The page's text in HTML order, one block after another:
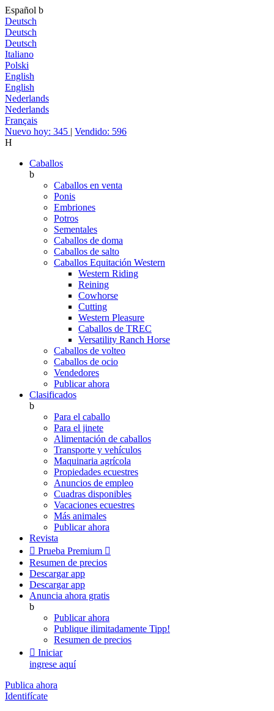
Español b
Deutsch
Deutsch
Deutsch
Italiano
Polski
English
English
Nederlands
Nederlands
Français
Nuevo hoy: 345 | Vendido: 596
H
Caballos
b
Caballos en venta
Ponis
Embriones
Potros
Sementales
Caballos de doma
Caballos de salto
Caballos Equitación Western
Western Riding
Reining
Cowhorse
Cutting
Western Pleasure
Caballos de TREC
Versatility Ranch Horse
Caballos de volteo
Caballos de ocio
Vendedores
Publicar ahora
Clasificados
b
Para el caballo
Para el jinete
Alimentación de caballos
Transporte y vehículos
Maquinaria agrícola
Propiedades ecuestres
Anuncios de empleo
Cuadras disponibles
Vacaciones ecuestres
Más animales
Publicar ahora
Revista
 Prueba Premium 
Resumen de precios
Descargar app
Descargar app
Anuncia ahora gratis
b
Publicar ahora
Publique ilimitadamente Tipp!
Resumen de precios
 Iniciar
ingrese aquí
Publica ahora
Identifícate